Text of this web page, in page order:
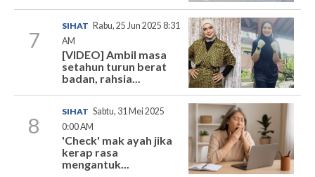
7
SIHAT Rabu, 25 Jun 2025 8:31
AM
[VIDEO] Ambil masa
setahun turun berat
badan, rahsia...
8
SIHAT Sabtu, 31 Mei 2025
0:00 AM
'Check' mak ayah jika
kerap rasa
mengantuk...